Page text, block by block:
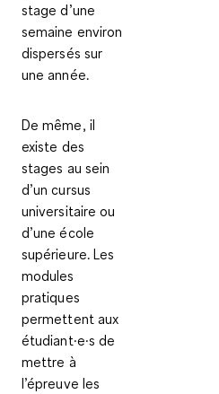
stage d’une
semaine environ
dispersés sur
une année.
De même, il
existe des
stages au sein
d’un cursus
universitaire ou
d’une école
supérieure. Les
modules
pratiques
permettent aux
étudiant·e·s de
mettre à
l’épreuve les